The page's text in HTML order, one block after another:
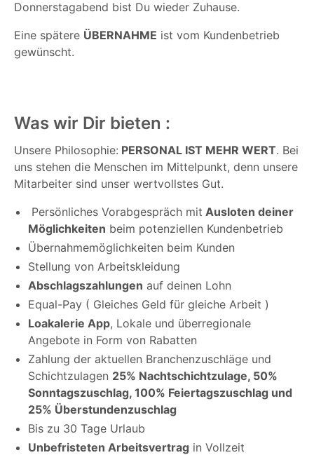
Donnerstagabend bist Du wieder Zuhause.
Eine spätere ÜBERNAHME ist vom Kundenbetrieb
gewünscht.
Was wir Dir bieten :
Unsere Philosophie: PERSONAL IST MEHR WERT. Bei
uns stehen die Menschen im Mittelpunkt, denn unsere
Mitarbeiter sind unser wertvollstes Gut.
Persönliches Vorabgespräch mit Ausloten deiner
Möglichkeiten beim potenziellen Kundenbetrieb
Übernahmemöglichkeiten beim Kunden
Stellung von Arbeitskleidung
Abschlagszahlungen auf deinen Lohn
Equal-Pay ( Gleiches Geld für gleiche Arbeit )
Loakalerie App, Lokale und überregionale
Angebote in Form von Rabatten
Zahlung der aktuellen Branchenzuschläge und
Schichtzulagen 25% Nachtschichtzulage, 50%
Sonntagszuschlag, 100% Feiertagszuschlag und
25% Überstundenzuschlag
Bis zu 30 Tage Urlaub
Unbefristeten Arbeitsvertrag in Vollzeit